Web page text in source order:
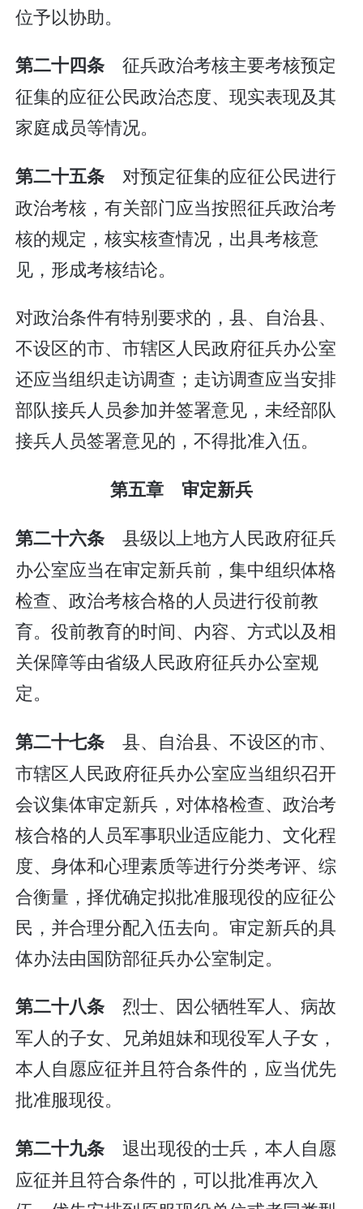
位予以协助。
第二十四条 征兵政治考核主要考核预定
征集的应征公民政治态度、现实表现及其
家庭成员等情况。
第二十五条 对预定征集的应征公民进行
政治考核，有关部门应当按照征兵政治考
核的规定，核实核查情况，出具考核意
见，形成考核结论。
对政治条件有特别要求的，县、自治县、
不设区的市、市辖区人民政府征兵办公室
还应当组织走访调查；走访调查应当安排
部队接兵人员参加并签署意见，未经部队
接兵人员签署意见的，不得批准入伍。
第五章 审定新兵
第二十六条 县级以上地方人民政府征兵
办公室应当在审定新兵前，集中组织体格
检查、政治考核合格的人员进行役前教
育。役前教育的时间、内容、方式以及相
关保障等由省级人民政府征兵办公室规
定。
第二十七条 县、自治县、不设区的市、
市辖区人民政府征兵办公室应当组织召开
会议集体审定新兵，对体格检查、政治考
核合格的人员军事职业适应能力、文化程
度、身体和心理素质等进行分类考评、综
合衡量，择优确定拟批准服现役的应征公
民，并合理分配入伍去向。审定新兵的具
体办法由国防部征兵办公室制定。
第二十八条 烈士、因公牺牲军人、病故
军人的子女、兄弟姐妹和现役军人子女，
本人自愿应征并且符合条件的，应当优先
批准服现役。
第二十九条 退出现役的士兵，本人自愿
应征并且符合条件的，可以批准再次入